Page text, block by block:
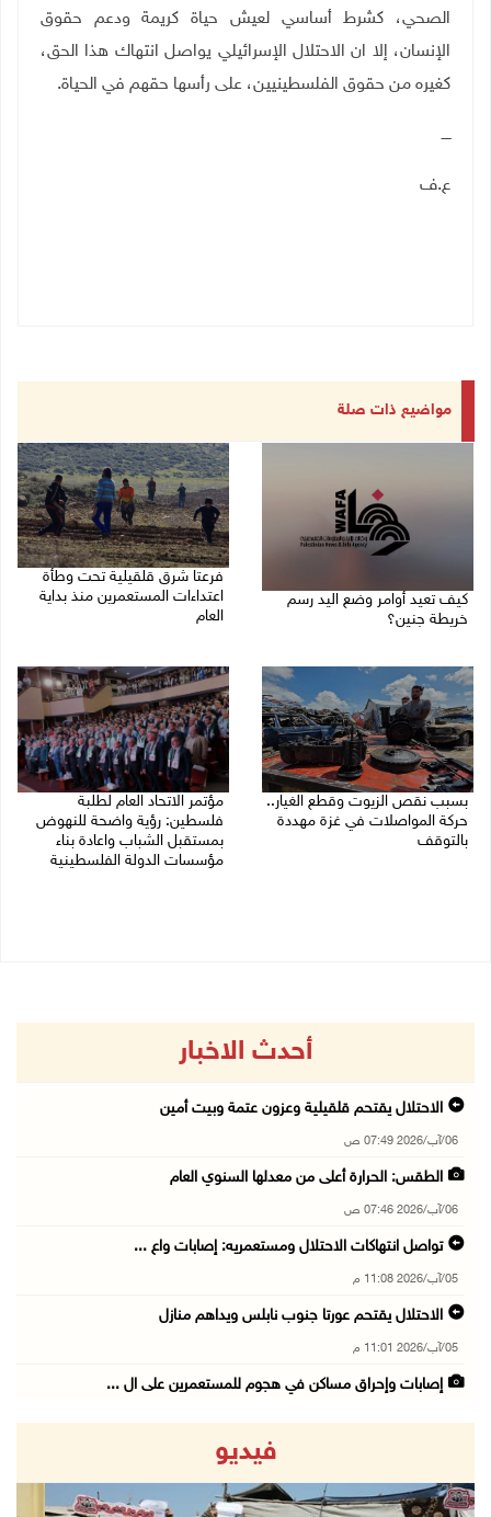
الصحي، كشرط أساسي لعيش حياة كريمة ودعم حقوق
الإنسان، إلا ان الاحتلال الإسرائيلي يواصل انتهاك هذا الحق،
كغيره من حقوق الفلسطينيين، على رأسها حقهم في الحياة.
ــــ
ع.ف
مواضيع ذات صلة
كيف تعيد أوامر وضع اليد رسم
خريطة جنين؟
فرعتا شرق قلقيلية تحت وطأة
اعتداءات المستعمرين منذ بداية
العام
بسبب نقص الزيوت وقطع الغيار..
حركة المواصلات في غزة مهددة
بالتوقف
مؤتمر الاتحاد العام لطلبة
فلسطين: رؤية واضحة للنهوض
بمستقبل الشباب واعادة بناء
مؤسسات الدولة الفلسطينية
أحدث الاخبار
الاحتلال يقتحم قلقيلية وعزون عتمة وبيت أمين
06/آب/2026 07:49 ص
الطقس: الحرارة أعلى من معدلها السنوي العام
06/آب/2026 07:46 ص
تواصل انتهاكات الاحتلال ومستعمريه: إصابات واع ...
05/آب/2026 11:08 م
الاحتلال يقتحم عورتا جنوب نابلس ويداهم منازل
05/آب/2026 11:01 م
إصابات وإحراق مساكن في هجوم للمستعمرين على ال ...
05/آب/2026 10:53 م
فيديو